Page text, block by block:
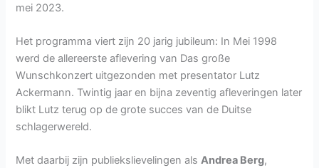
mei 2023.
Het programma viert zijn 20 jarig jubileum: In Mei 1998
werd de allereerste aflevering van Das große
Wunschkonzert uitgezonden met presentator Lutz
Ackermann. Twintig jaar en bijna zeventig afleveringen later
blikt Lutz terug op de grote succes van de Duitse
schlagerwereld.
Met daarbij zijn publiekslievelingen alsAndrea Berg,